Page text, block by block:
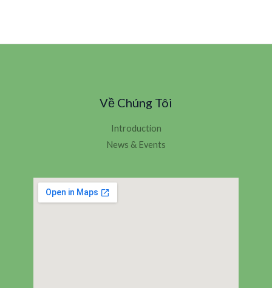
Về Chúng Tôi
Introduction
News & Events